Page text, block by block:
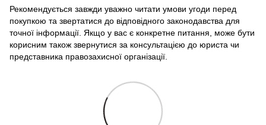
Рекомендується завжди уважно читати умови угоди перед
покупкою та звертатися до відповідного законодавства для
точної інформації. Якщо у вас є конкретне питання, може бути
корисним також звернутися за консультацією до юриста чи
представника правозахисної організації.